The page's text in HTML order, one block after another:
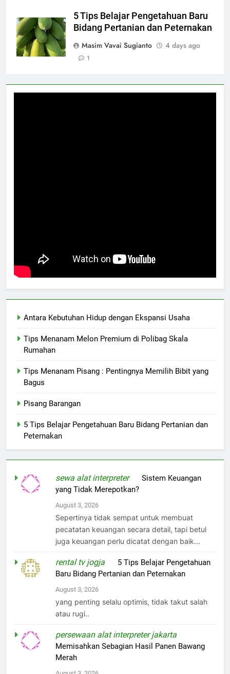
5 Tips Belajar Pengetahuan Baru
Bidang Pertanian dan Peternakan
Masim Vavai Sugianto
4 days ago
1
Antara Kebutuhan Hidup dengan Ekspansi Usaha
Tips Menanam Melon Premium di Polibag Skala
Rumahan
Tips Menanam Pisang : Pentingnya Memilih Bibit yang
Bagus
Pisang Barangan
5 Tips Belajar Pengetahuan Baru Bidang Pertanian dan
Peternakan
sewa alat interpreteronSistem Keuangan
yang Tidak Merepotkan?
August 3, 2026
Sepertinya tidak sempat untuk membuat
pecatatan keuangan secara detail, tapi betul
juga keuangan perlu dicatat dengan baik...
rental tv jogja
5 Tips Belajar Pengetahuan
Baru Bidang Pertanian dan Peternakan
August 3, 2026
yang penting selalu optimis, tidak takut salah
atau rugi..
persewaan alat interpreter jakarta
Memisahkan Sebagian Hasil Panen Bawang
Merah